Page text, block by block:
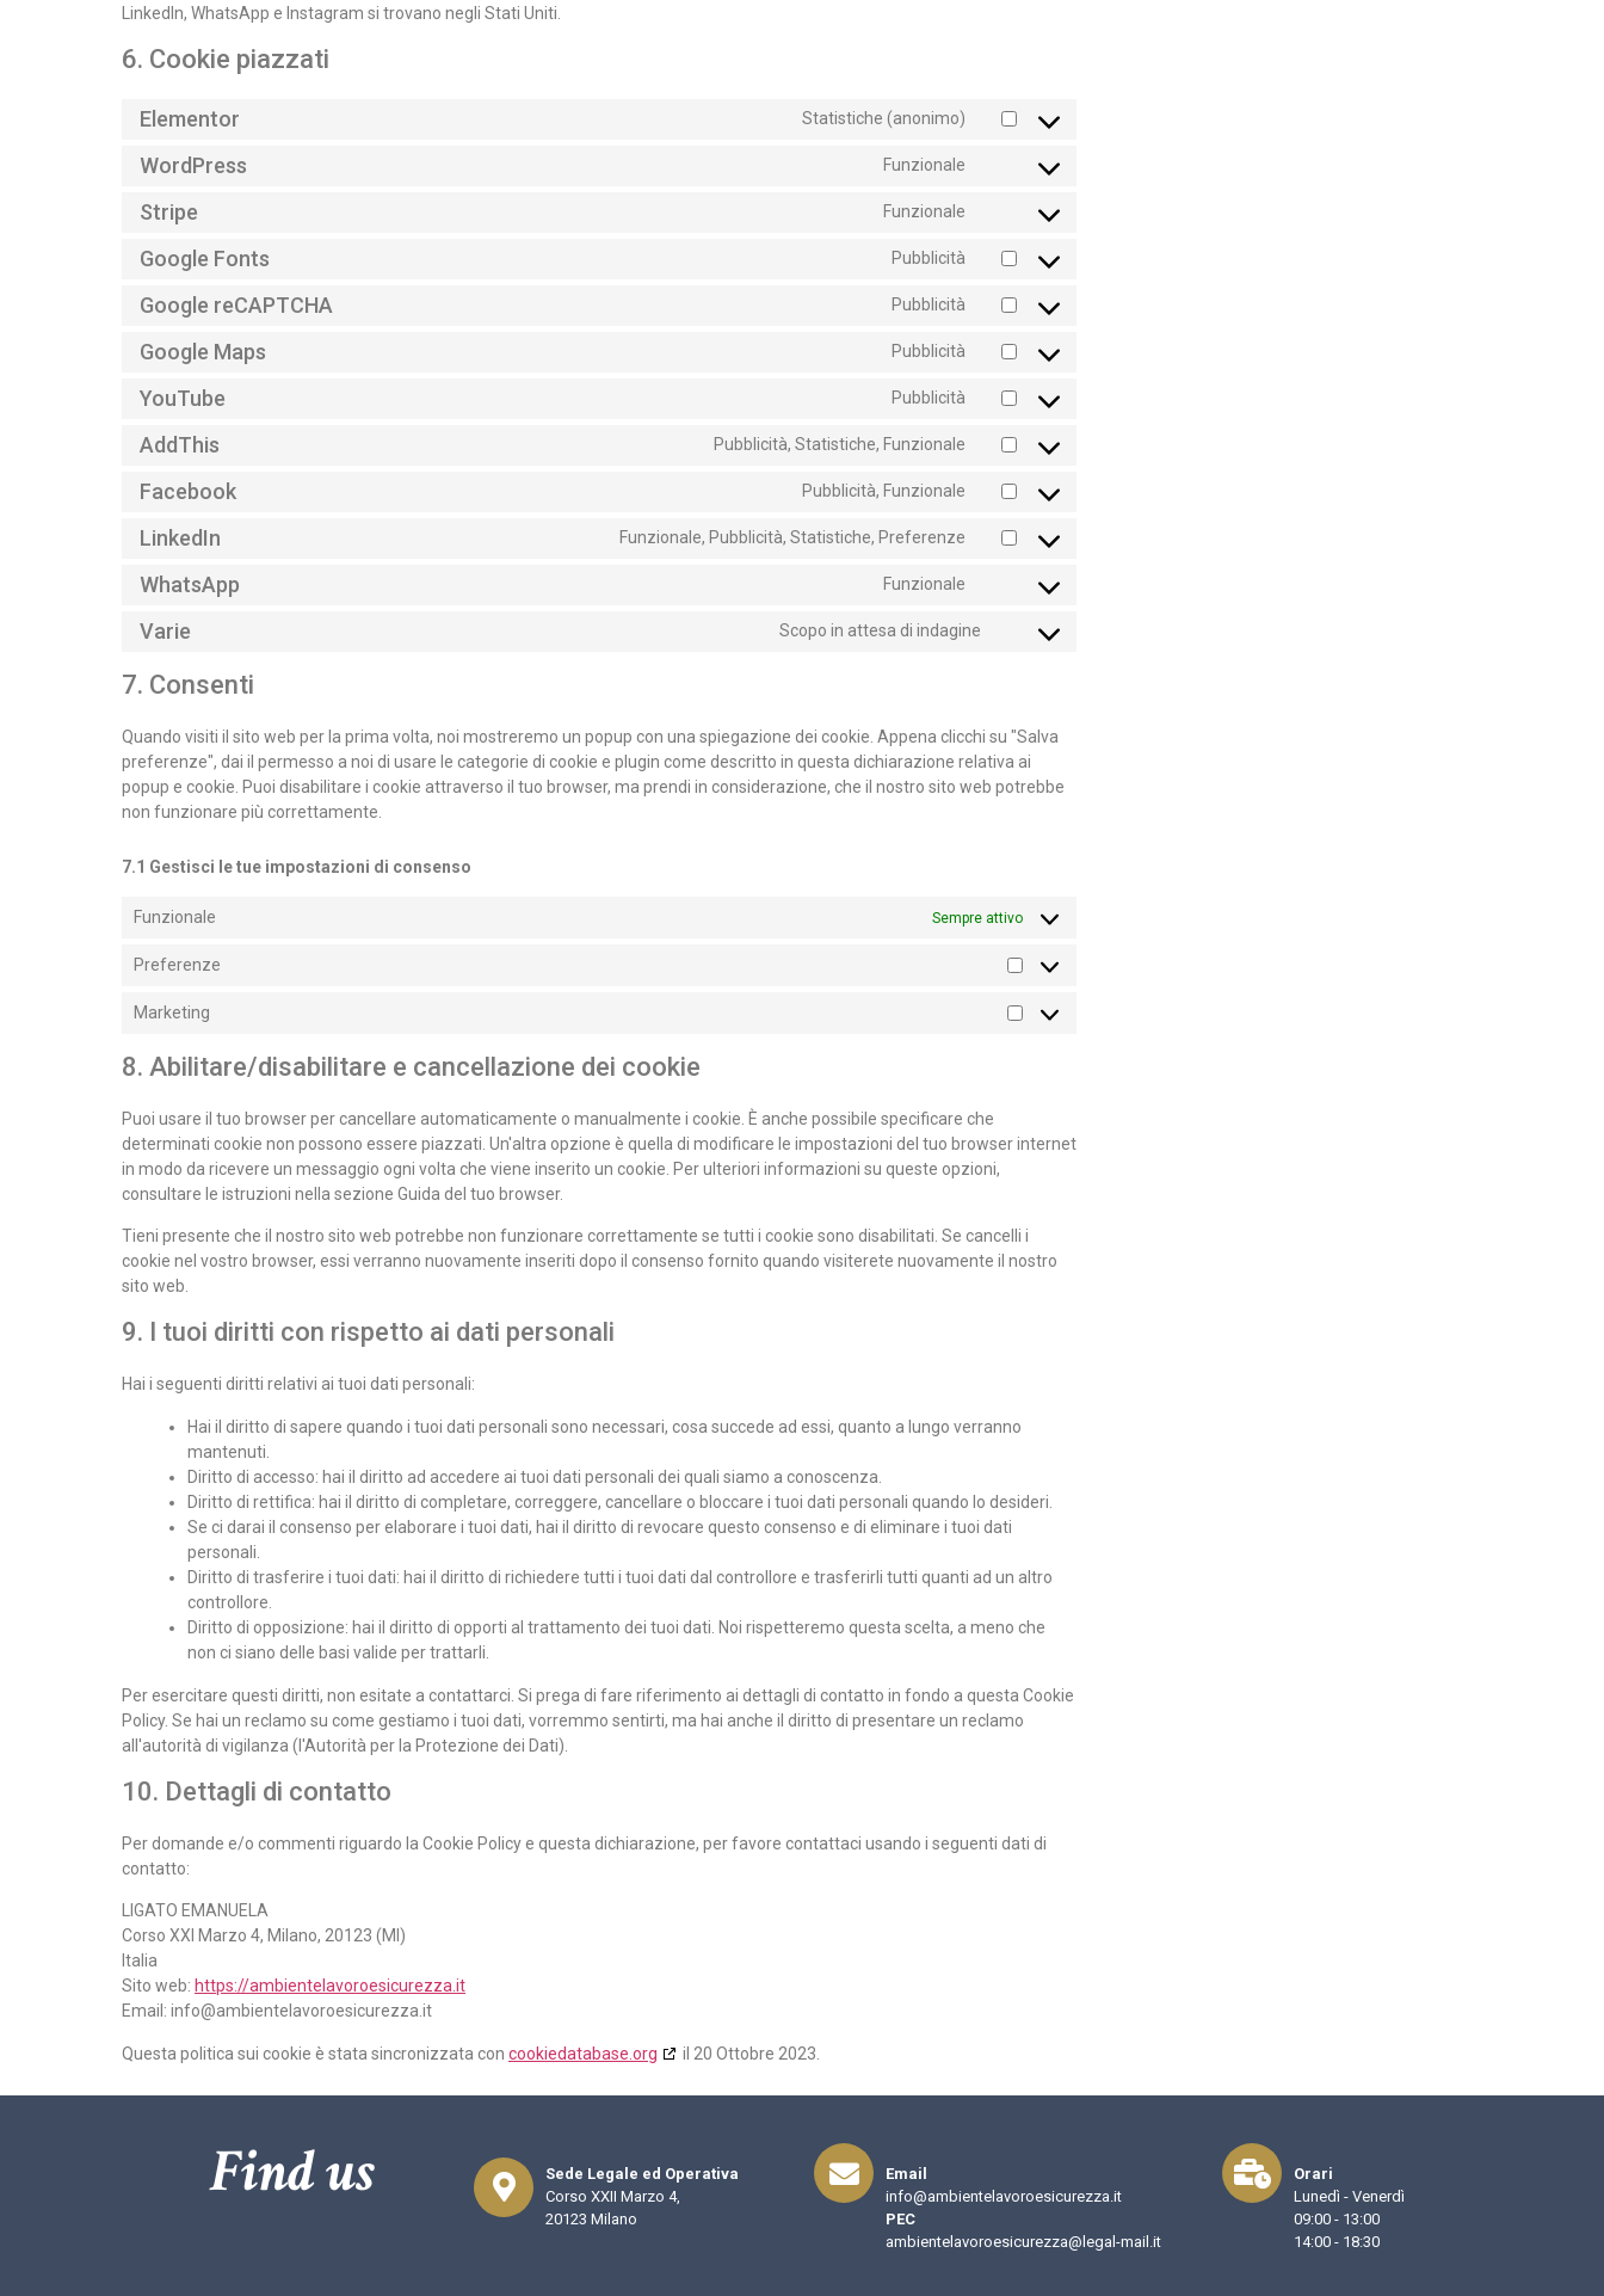
LinkedIn, WhatsApp e Instagram si trovano negli Stati Uniti.
6. Cookie piazzati
Elementor Statistiche (anonimo)
WordPress Funzionale
Stripe Funzionale
Google Fonts Pubblicità
Google reCAPTCHA Pubblicità
Google Maps Pubblicità
YouTube Pubblicità
AddThis Pubblicità, Statistiche, Funzionale
Facebook Pubblicità, Funzionale
LinkedIn Funzionale, Pubblicità, Statistiche, Preferenze
WhatsApp Funzionale
Varie Scopo in attesa di indagine
7. Consenti
Quando visiti il sito web per la prima volta, noi mostreremo un popup con una spiegazione dei cookie. Appena clicchi su "Salva
preferenze", dai il permesso a noi di usare le categorie di cookie e plugin come descritto in questa dichiarazione relativa ai
popup e cookie. Puoi disabilitare i cookie attraverso il tuo browser, ma prendi in considerazione, che il nostro sito web potrebbe
non funzionare più correttamente.
7.1 Gestisci le tue impostazioni di consenso
Funzionale Sempre attivo
Preferenze
Marketing
8. Abilitare/disabilitare e cancellazione dei cookie
Puoi usare il tuo browser per cancellare automaticamente o manualmente i cookie. È anche possibile specificare che
determinati cookie non possono essere piazzati. Un'altra opzione è quella di modificare le impostazioni del tuo browser internet
in modo da ricevere un messaggio ogni volta che viene inserito un cookie. Per ulteriori informazioni su queste opzioni,
consultare le istruzioni nella sezione Guida del tuo browser.
Tieni presente che il nostro sito web potrebbe non funzionare correttamente se tutti i cookie sono disabilitati. Se cancelli i
cookie nel vostro browser, essi verranno nuovamente inseriti dopo il consenso fornito quando visiterete nuovamente il nostro
sito web.
9. I tuoi diritti con rispetto ai dati personali
Hai i seguenti diritti relativi ai tuoi dati personali:
Hai il diritto di sapere quando i tuoi dati personali sono necessari, cosa succede ad essi, quanto a lungo verranno
mantenuti.
Diritto di accesso: hai il diritto ad accedere ai tuoi dati personali dei quali siamo a conoscenza.
Diritto di rettifica: hai il diritto di completare, correggere, cancellare o bloccare i tuoi dati personali quando lo desideri.
Se ci darai il consenso per elaborare i tuoi dati, hai il diritto di revocare questo consenso e di eliminare i tuoi dati
personali.
Diritto di trasferire i tuoi dati: hai il diritto di richiedere tutti i tuoi dati dal controllore e trasferirli tutti quanti ad un altro
controllore.
Diritto di opposizione: hai il diritto di opporti al trattamento dei tuoi dati. Noi rispetteremo questa scelta, a meno che
non ci siano delle basi valide per trattarli.
Per esercitare questi diritti, non esitate a contattarci. Si prega di fare riferimento ai dettagli di contatto in fondo a questa Cookie
Policy. Se hai un reclamo su come gestiamo i tuoi dati, vorremmo sentirti, ma hai anche il diritto di presentare un reclamo
all'autorità di vigilanza (l'Autorità per la Protezione dei Dati).
10. Dettagli di contatto
Per domande e/o commenti riguardo la Cookie Policy e questa dichiarazione, per favore contattaci usando i seguenti dati di
contatto:
LIGATO EMANUELA
Corso XXI Marzo 4, Milano, 20123 (MI)
Italia
Sito web: https://ambientelavoroesicurezza.it
Email: ti.azzeruciseorovaletneibma@ofni
Questa politica sui cookie è stata sincronizzata con cookiedatabase.org il 20 Ottobre 2023.
Find us
Sede Legale ed Operativa
Corso XXII Marzo 4,
20123 Milano
Email
info@ambientelavoroesicurezza.it
PEC
ambientelavoroesicurezza@legal-mail.it
Orari
Lunedì - Venerdì
09:00 - 13:00
14:00 - 18:30